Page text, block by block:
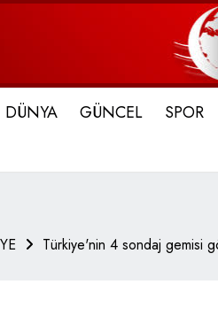
DÜNYA GÜNCEL SPOR
Türkiye'nin 4 sondaj gemisi